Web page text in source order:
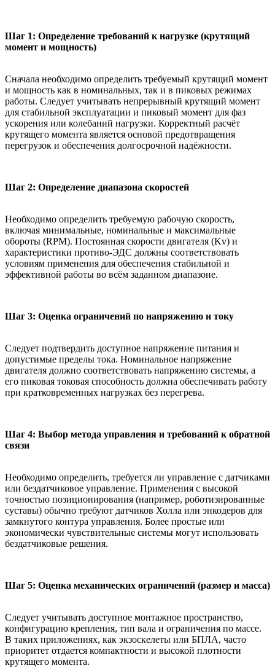
Шаг 1: Определение требований к нагрузке (крутящий
момент и мощность)
Сначала необходимо определить требуемый крутящий момент
и мощность как в номинальных, так и в пиковых режимах
работы. Следует учитывать непрерывный крутящий момент
для стабильной эксплуатации и пиковый момент для фаз
ускорения или колебаний нагрузки. Корректный расчёт
крутящего момента является основой предотвращения
перегрузок и обеспечения долгосрочной надёжности.
Шаг 2: Определение диапазона скоростей
Необходимо определить требуемую рабочую скорость,
включая минимальные, номинальные и максимальные
обороты (RPM). Постоянная скорости двигателя (Kv) и
характеристики противо-ЭДС должны соответствовать
условиям применения для обеспечения стабильной и
эффективной работы во всём заданном диапазоне.
Шаг 3: Оценка ограничений по напряжению и току
Следует подтвердить доступное напряжение питания и
допустимые пределы тока. Номинальное напряжение
двигателя должно соответствовать напряжению системы, а
его пиковая токовая способность должна обеспечивать работу
при кратковременных нагрузках без перегрева.
Шаг 4: Выбор метода управления и требований к обратной
связи
Необходимо определить, требуется ли управление с датчиками
или бездатчиковое управление. Применения с высокой
точностью позиционирования (например, роботизированные
суставы) обычно требуют датчиков Холла или энкодеров для
замкнутого контура управления. Более простые или
экономически чувствительные системы могут использовать
бездатчиковые решения.
Шаг 5: Оценка механических ограничений (размер и масса)
Следует учитывать доступное монтажное пространство,
конфигурацию крепления, тип вала и ограничения по массе.
В таких приложениях, как экзоскелеты или БПЛА, часто
приоритет отдается компактности и высокой плотности
крутящего момента.